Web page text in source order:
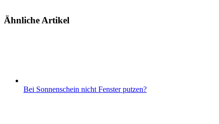
Ähnliche Artikel
Bei Sonnenschein nicht Fenster putzen?